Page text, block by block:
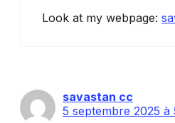
Look at my webpage:
savastan cc
5 septembre 2025 à